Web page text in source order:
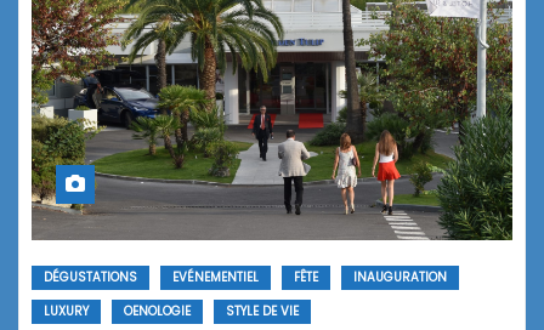
DÉGUSTATIONS EVÉNEMENTIEL FÊTE
INAUGURATION
LUXURY
OENOLOGIE STYLE DE VIE